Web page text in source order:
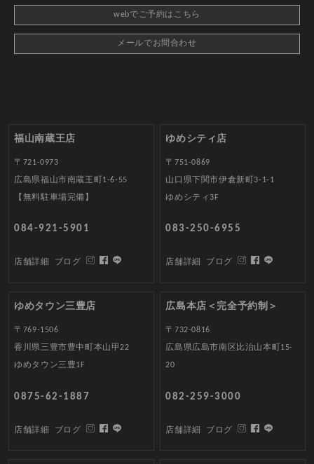
webでご予約はこちら
メールでお問合わせ
福山南蔵王店
〒721-0973
広島県福山市南蔵王町1-6-55
【無料駐車場完備】
084-921-5901
店舗詳細 ブログ
ゆめシティ店
〒751-0869
山口県下関市伊倉新町3-1-1
ゆめシティ3F
083-250-6955
店舗詳細 ブログ
ゆめタウン三豊店
〒769-1506
香川県三豊市豊中町本山甲22
ゆめタウン三豊1F
0875-62-1887
店舗詳細 ブログ
広島本店＜完全予約制＞
〒732-0816
広島県広島市南区比治山本町15-
20
082-259-3000
店舗詳細 ブログ